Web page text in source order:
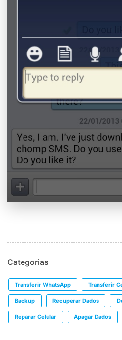
Categorias
Transferir WhatsApp Transferir
Backup Recuperar Dados
Reparar Celular Apagar Dados